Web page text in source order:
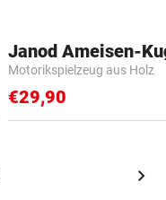
Janod Ameisen-
Motorikspielzeug aus Holz
€29,90
chevron_right